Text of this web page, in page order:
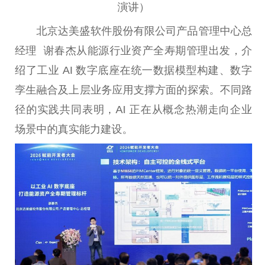
演讲）
北京达美盛软件股份有限公司产品管理中心总
经理 谢春杰从能源行业资产全寿期管理出发，介
绍了工业 AI 数字底座在统一数据模型构建、数字
孪生融合及上层业务应用支撑方面的探索。不同路
径的实践共同表明，AI 正在从概念热潮走向企业
场景中的真实能力建设。